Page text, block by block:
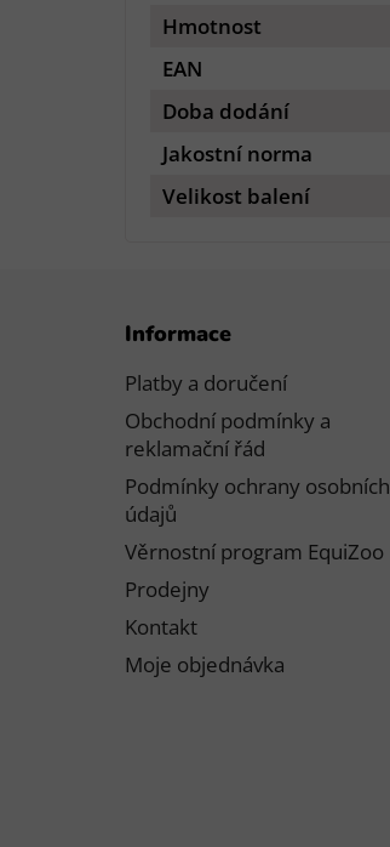
Hmotnost
EAN
Doba dodání
Jakostní norma
Velikost balení
Informace
Platby a doručení
Obchodní podmínky a
reklamační řád
Podmínky ochrany osobních
údajů
Věrnostní program EquiZoo
Prodejny
Kontakt
Moje objednávka